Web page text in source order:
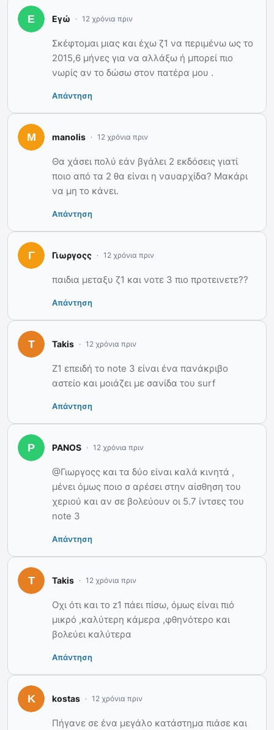
Εγώ 12 χρόνια πριν
Σκέφτομαι μιας και έχω ζ1 να περιμένω ως το
2015,6 μήνες για να αλλάξω ή μπορεί πιο
νωρίς αν το δώσω στον πατέρα μου .
Απάντηση
manolis 12 χρόνια πριν
Θα χάσει πολύ εάν βγάλει 2 εκδόσεις γιατί
ποιο από τα 2 θα είναι η ναυαρχίδα? Μακάρι
να μη το κάνει.
Απάντηση
Γιωργοςς 12 χρόνια πριν
παιδια μεταξυ ζ1 και νοτε 3 πιο προτεινετε??
Απάντηση
Takis 12 χρόνια πριν
Z1 επειδή το note 3 είναι ένα πανάκριβο
αστείο και μοιάζει με σανίδα του surf
Απάντηση
PANOS 12 χρόνια πριν
@Γιωργοςς και τα δύο είναι καλά κινητά ,
μένει όμως ποιο σ αρέσει στην αίσθηση του
χεριού και αν σε βολεύουν οι 5.7 ίντσες του
note 3
Απάντηση
Takis 12 χρόνια πριν
Οχι ότι και το z1 πάει πίσω, όμως είναι πιό
μικρό ,καλύτερη κάμερα ,φθηνότερο και
βολεύει καλύτερα
Απάντηση
kostas 12 χρόνια πριν
Πήγανε σε ένα μεγάλο κατάστημα πιάσε και